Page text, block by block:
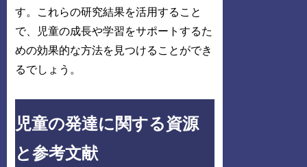
す。これらの研究結果を活用すること
で、児童の成長や学習をサポートするた
めの効果的な方法を見つけることができ
るでしょう。
児童の発達に関する資源
と参考文献